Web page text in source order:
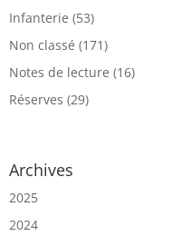
Infanterie (53)
Non classé (171)
Notes de lecture (16)
Réserves (29)
Archives
2025
2024